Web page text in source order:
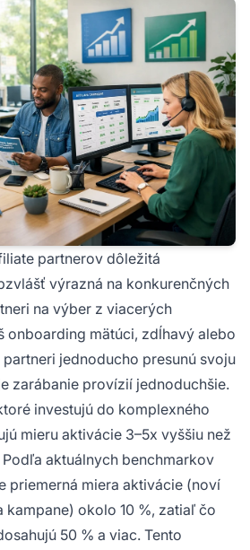
partnerov dôležitá
výrazná na konkurenčných
na výber z viacerých
onboarding mätúci, zdĺhavý alebo
jednoducho presunú svoju
zarábanie provízií jednoduchšie.
investujú do komplexného
mieru aktivácie 3–5x vyššiu než
aktuálnych benchmarkov
priemerná miera aktivácie (noví
kampane) okolo 10 %, zatiaľ čo
50 % a viac. Tento